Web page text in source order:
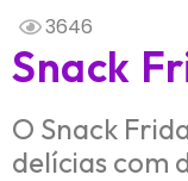
3646
Snack
O Snack
delícias com